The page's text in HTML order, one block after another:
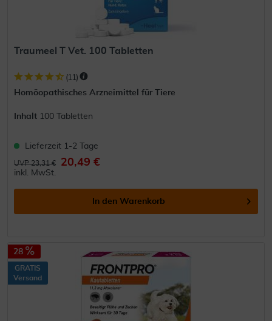
Traumeel T Vet. 100 Tabletten
(11 )
Homöopathisches Arzneimittel für Tiere
Inhalt 100 Tabletten
Lieferzeit 1-2 Tage
UVP 23,31 € 20,49 €
inkl. MwSt.
In den Warenkorb
28
GRATIS
Versand